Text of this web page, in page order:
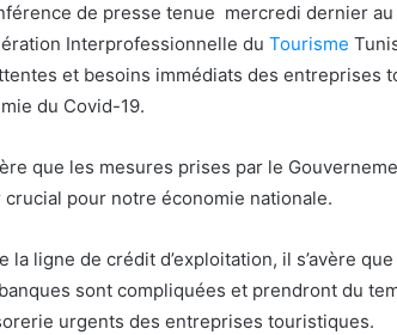
de presse tenue mercredi dernier
Interprofessionnelle du Tourisme
et besoins immédiats des entreprises
du Covid-19.
que les mesures prises par le
pour notre économie nationale.
la ligne de crédit d’exploitation, il s’avère
sont compliquées et prendront du
urgents des entreprises touristiques.